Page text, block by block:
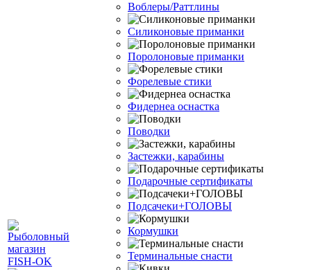
Воблеры/Раттлины
Силиконовые приманки
Поролоновые приманки
Форелевые стики
Фидернеа оснастка
Поводки
Застежки, карабины
Подарочные сертификаты
Подсачеки+ГОЛОВЫ
Кормушки
Терминальные снасти